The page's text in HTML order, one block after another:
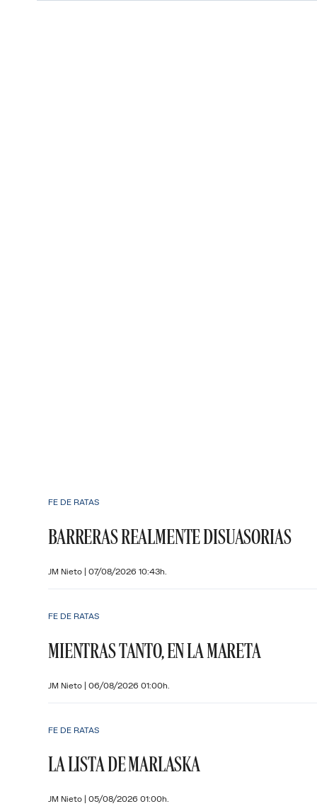
FE DE RATAS
BARRERAS REALMENTE DISUASORIAS
JM Nieto | 07/08/2026 10:43h.
FE DE RATAS
MIENTRAS TANTO, EN LA MARETA
JM Nieto | 06/08/2026 01:00h.
FE DE RATAS
LA LISTA DE MARLASKA
JM Nieto | 05/08/2026 01:00h.